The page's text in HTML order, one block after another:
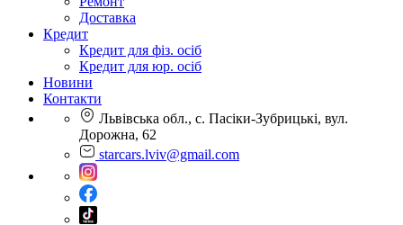
Доставка
Кредит
Кредит для фіз. осіб
Кредит для юр. осіб
Новини
Контакти
Львівська обл., с. Пасіки-Зубрицькі, вул.
Дорожна, 62
starcars.lviv@gmail.com